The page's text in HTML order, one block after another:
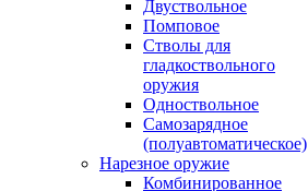
Двуствольное
Помповое
Стволы для
гладкоствольного
оружия
Одноствольное
Самозарядное
(полуавтоматическое)
Нарезное оружие
Комбинированное